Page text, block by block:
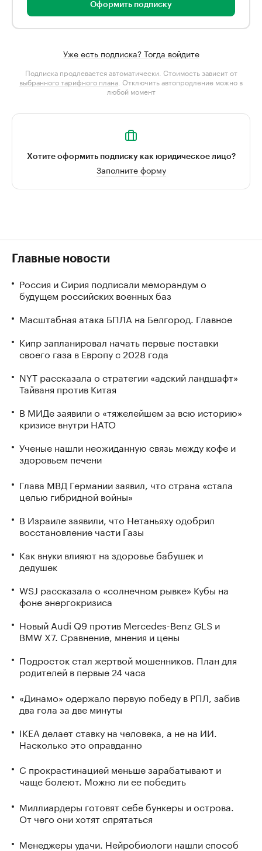
Оформить подписку
Уже есть подписка? Тогда войдите
Подписка продлевается автоматически. Стоимость зависит от
выбранного тарифного плана . Отключить автопродление можно в
любой момент
Хотите оформить подписку как юридическое лицо?
Заполните форму
Главные новости
Россия и Сирия подписали меморандум о
будущем российских военных баз
Масштабная атака БПЛА на Белгород. Главное
Кипр запланировал начать первые поставки
своего газа в Европу с 2028 года
NYT рассказала о стратегии «адский ландшафт»
Тайваня против Китая
В МИДе заявили о «тяжелейшем за всю историю»
кризисе внутри НАТО
Ученые нашли неожиданную связь между кофе и
здоровьем печени
Глава МВД Германии заявил, что страна «стала
целью гибридной войны»
В Израиле заявили, что Нетаньяху одобрил
восстановление части Газы
Как внуки влияют на здоровье бабушек и
дедушек
WSJ рассказала о «солнечном рывке» Кубы на
фоне энергокризиса
Новый Audi Q9 против Mercedes-Benz GLS и
BMW X7. Сравнение, мнения и цены
Подросток стал жертвой мошенников. План для
родителей в первые 24 часа
«Динамо» одержало первую победу в РПЛ, забив
два гола за две минуты
IKEA делает ставку на человека, а не на ИИ.
Насколько это оправданно
С прокрастинацией меньше зарабатывают и
чаще болеют. Можно ли ее победить
Миллиардеры готовят себе бункеры и острова.
От чего они хотят спрятаться
Менеджеры удачи. Нейробиологи нашли способ